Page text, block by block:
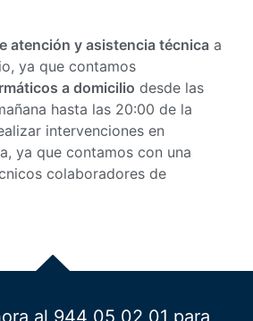
atención y asistencia técnica a
ya que contamos
a domicilio desde las
hasta las 20:00 de la
intervenciones en
ya que contamos con una
colaboradores de
al 944 05 02 01 para